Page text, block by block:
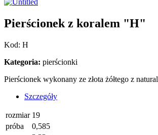
Pierścionek z koralem "H"
Kod: H
Kategoria: pierścionki
Pierścionek wykonany ze złota żółtego z
Szczegóły
rozmiar 19
próba
0,585